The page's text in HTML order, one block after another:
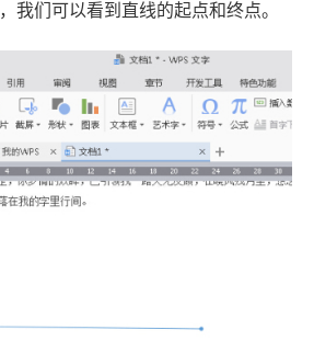
，我们可以看到直线的起点和终点。